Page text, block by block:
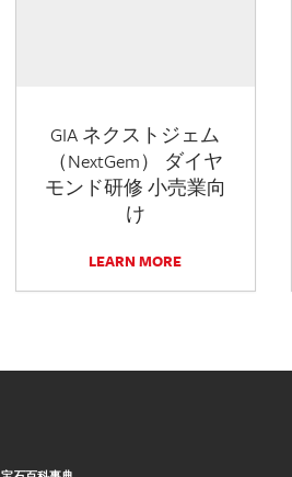
GIA ネクストジェム
（NextGem） ダイヤ
モンド研修 小売業向
け
LEARN MORE